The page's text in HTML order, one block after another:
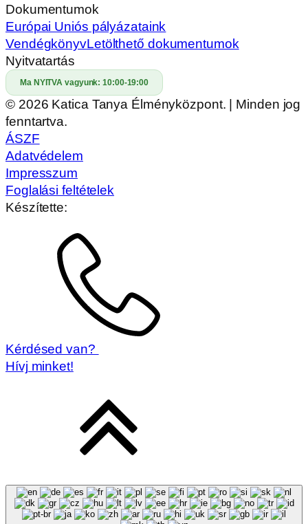
Dokumentumok
Európai Uniós pályázataink
VendégkönyvLetölthető dokumentumok
Nyitvatartás
Ma NYITVA vagyunk:10:00-19:00
© 2026 Katica Tanya Élményközpont. | Minden jog
fenntartva.
ÁSZF
Adatvédelem
Impresszum
Foglalási feltételek
Készítette:
Kérdésed van?
Hívj minket!